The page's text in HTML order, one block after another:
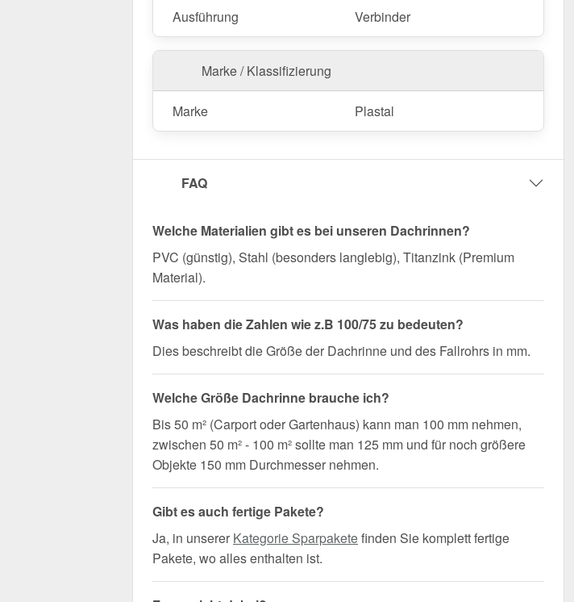
Ausführung Verbinder
Marke / Klassifizierung
Marke Plastal
FAQ
Welche Materialien gibt es bei unseren Dachrinnen?
PVC (günstig), Stahl (besonders langlebig), Titanzink (Premium
Material).
Was haben die Zahlen wie z.B 100/75 zu bedeuten?
Dies beschreibt die Größe der Dachrinne und des Fallrohrs in mm.
Welche Größe Dachrinne brauche ich?
Bis 50 m² (Carport oder Gartenhaus) kann man 100 mm nehmen,
zwischen 50 m² - 100 m² sollte man 125 mm und für noch größere
Objekte 150 mm Durchmesser nehmen.
Gibt es auch fertige Pakete?
Ja, in unserer Kategorie Sparpaketefinden Sie komplett fertige
Pakete, wo alles enthalten ist.